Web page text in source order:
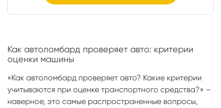
Как автоломбард проверяет авто: критерии
оценки машины
«Как автоломбард проверяет авто? Какие критерии
учитываются при оценке транспортного средства?» –
наверное, это самые распространенные вопросы,